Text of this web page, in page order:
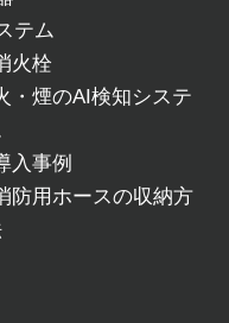
テム
火栓
・煙のAI検知システ
入事例
防用ホースの収納方